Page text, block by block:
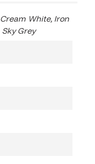
Cream White, Iron
Sky Grey